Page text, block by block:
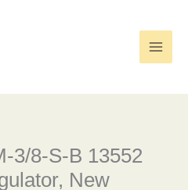
3/8-S-B 13552
New